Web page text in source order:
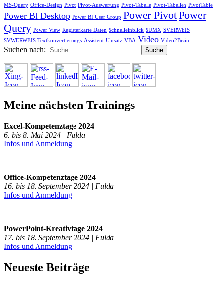
MS-Query Office-Design Pivot Pivot-Auswertung Pivot-Tabelle Pivot-Tabellen PivotTable
Power BI Desktop Power BI User Group Power PivotPower
Query Power View Registerkarte Daten Schnelleinblick SUMX SVERWEIS
SVWERWEIS Textkonvertierungs-Assistent Umsatz VBA Video Video2Brain
Suchen nach:
Meine nächsten Trainings
Excel-Kompetenztage 2024
6. bis 8. Mai 2024 | Fulda
Infos und Anmeldung
Office-Kompetenztage 2024
16. bis 18. September 2024 | Fulda
Infos und Anmeldung
PowerPoint-Kreativtage 2024
17. bis 18. September 2024 | Fulda
Infos und Anmeldung
Neueste Beiträge